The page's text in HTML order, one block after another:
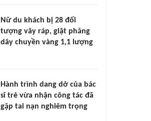
Nữ du khách bị 28 đối
tượng vây ráp, giật phăng
dây chuyền vàng 1,1 lượng
Hành trình dang dở của bác
sĩ trẻ vừa nhận công tác đã
gặp tai nạn nghiêm trọng